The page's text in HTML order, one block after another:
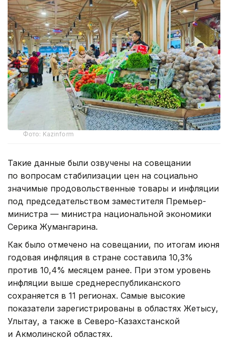
Фото: Kazinform
Такие данные были озвучены на совещании
по вопросам стабилизации цен на социально
значимые продовольственные товары и инфляции
под председательством заместителя Премьер-
министра — министра национальной экономики
Серика Жумангарина.
Как было отмечено на совещании, по итогам июня
годовая инфляция в стране составила 10,3%
против 10,4% месяцем ранее. При этом уровень
инфляции выше среднереспубликанского
сохраняется в 11 регионах. Самые высокие
показатели зарегистрированы в областях Жетысу,
Улытау, а также в Северо-Казахстанской
и Акмолинской областях.